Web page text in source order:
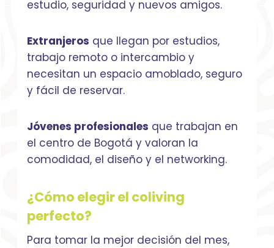
estudio, seguridad y nuevos amigos.
Extranjeros que llegan por estudios,
trabajo remoto o intercambio y
necesitan un espacio amoblado, seguro
y fácil de reservar.
Jóvenes profesionales que trabajan en
el centro de Bogotá y valoran la
comodidad, el diseño y el networking.
¿Cómo elegir el coliving
perfecto?
Para tomar la mejor decisión del mes,